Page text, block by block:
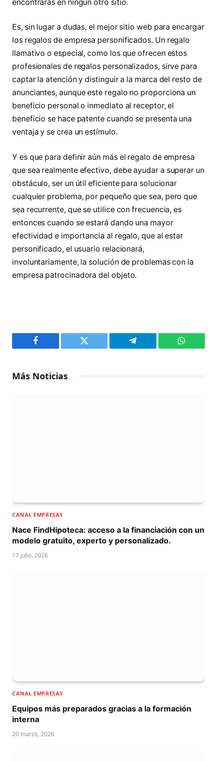
encontrarás en ningún otro sitio.
Es, sin lugar a dudas, el mejor sitio web para encargar
los regalos de empresa personificados. Un regalo
llamativo o especial, como los que ofrecen estos
profesionales de regalos personalizados, sirve para
captar la atención y distinguir a la marca del resto de
anunciantes, aunque este regalo no proporciona un
beneficio personal o inmediato al receptor, el
beneficio se hace patente cuando se presenta una
ventaja y se crea un estímulo.
Y es que para definir aún más el regalo de empresa
que sea realmente efectivo, debe ayudar a superar un
obstáculo, ser un útil eficiente para solucionar
cualquier problema, por pequeño que sea, pero que
sea recurrente, que se utilice con frecuencia, es
entonces cuando se estará dando una mayor
efectividad e importancia al regalo, que al estar
personificado, el usuario relacionará,
involuntariamente, la solución de problemas con la
empresa patrocinadora del objeto.
Facebook Twitter Telegram
Más Noticias
CANAL EMPRESAS
Nace FindHipoteca: acceso a la financiación con un
modelo gratuito, experto y personalizado.
17 julio, 2026
CANAL EMPRESAS
Equipos más preparados gracias a la formación
interna
20 marzo, 2026